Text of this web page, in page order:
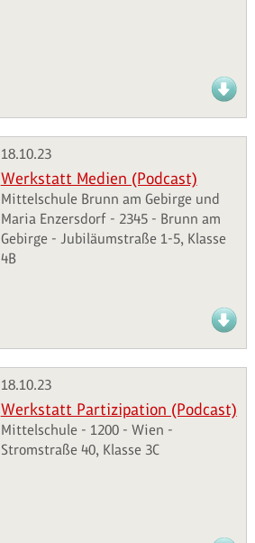
18.10.23
Werkstatt Medien (Podcast)
Mittelschule Brunn am Gebirge und
Maria Enzersdorf - 2345 - Brunn am
Gebirge - Jubiläumstraße 1-5, Klasse
4B
18.10.23
Werkstatt Partizipation (Podcast)
Mittelschule - 1200 - Wien -
Stromstraße 40, Klasse 3C